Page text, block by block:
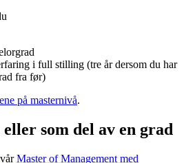
i full stilling (tre år dersom du har
fra før)
på masternivå.
som del av en grad
Master of Management med